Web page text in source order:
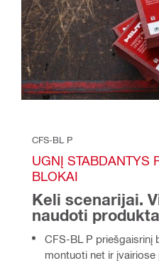
CFS-BL P
UGNĮ STABDANTYS
BLOKAI
Keli scenarijai.
naudoti
CFS-BL P priešgaisrinį
montuoti net ir